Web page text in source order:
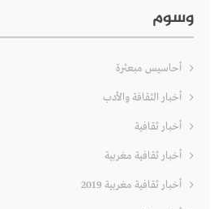
وسوم
أحاسيس مبعثرة
أخبار الثقافة والأدب
أخبار ثقافية
أخبار ثقافية مغربية
أخبار ثقافية مغربية 2019